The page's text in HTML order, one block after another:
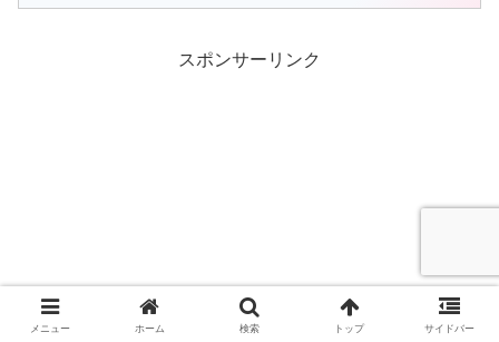
スポンサーリンク
メニュー ホーム 検索 トップ サイドバー